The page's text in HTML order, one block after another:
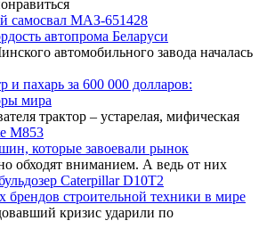
автопрома Беларуси
автомобильного завода началась
и пахарь за 600 000 долларов:
мира
трактор – устарелая, мифическая
которые завоевали рынок
обходят вниманием. А ведь от них
строительной техники в мире
кризис ударили по